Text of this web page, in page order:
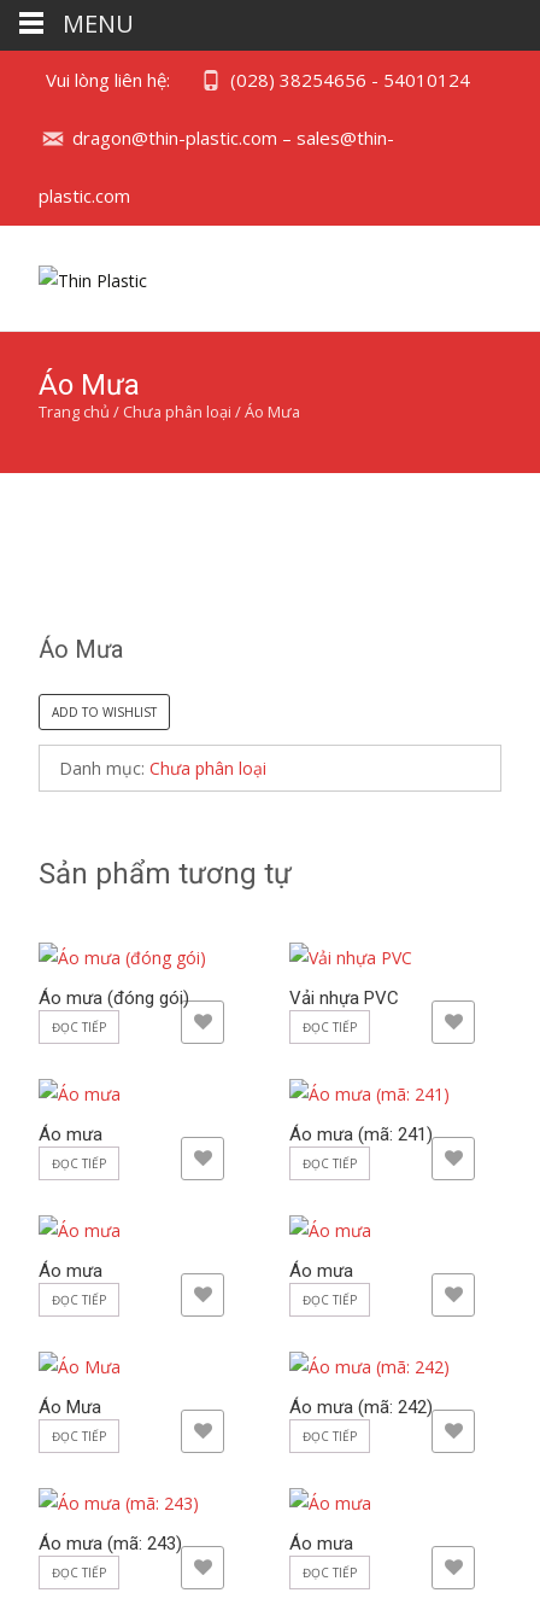
Vui lòng liên hệ: (028) 38254656 - 54010124
dragon@thin-plastic.com – sales@thin-
plastic.com
Áo Mưa
Trang chủ / Chưa phân loại / Áo Mưa
Áo Mưa
ADD TO WISHLIST
Danh mục: Chưa phân loại
Sản phẩm tương tự
Áo mưa (đóng gói)
ĐỌC TIẾP
ADD TO WISHLIST
Vải nhựa PVC
ĐỌC TIẾP
ADD TO WISHLIST
Áo mưa
ĐỌC TIẾP
ADD TO WISHLIST
Áo mưa (mã: 241)
ĐỌC TIẾP
ADD TO WISHLIST
Áo mưa
ĐỌC TIẾP
ADD TO WISHLIST
Áo mưa
ĐỌC TIẾP
ADD TO WISHLIST
Áo Mưa
ĐỌC TIẾP
ADD TO WISHLIST
Áo mưa (mã: 242)
ĐỌC TIẾP
ADD TO WISHLIST
Áo mưa (mã: 243)
ĐỌC TIẾP
ADD TO WISHLIST
Áo mưa
ĐỌC TIẾP
ADD TO WISHLIST
MENU